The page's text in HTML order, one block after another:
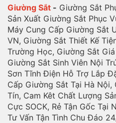
Giường Sắt - Giường Sắt
Sản Xuất Giường Sắt Phục
Máy Cung Cấp Giường Sắt
VN, Giường Sắt Thiết Kế
Trường Học, Giường Sắt
Giường Sắt Sinh Viên Nội
Sơn Tĩnh Điện Hỗ Trợ Lắp
Cấp Giường Sắt Tại Hà
Tín, Cam Kêt Chất Lượng
Cực SOCK, Rẻ Tận Gốc Tại
Tư Vấn Tận Tình Chu Đáo